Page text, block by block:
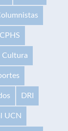
CPHS
Cultura
DRI
UCN